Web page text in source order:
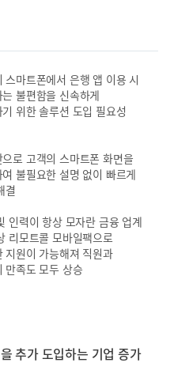
스마트폰에서 은행 앱 이용 시
는 불편함을 신속하게
기 위한 솔루션 도입 필요성
으로 고객의 스마트폰 화면을
불필요한 설명 없이 빠르게
결
인력이 항상 모자란 금융 업계
리모트콜 모바일팩으로
지원이 가능해져 직원과
만족도 모두 상승
추가 도입하는 기업 증가